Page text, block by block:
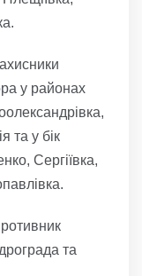
у районах
та у бік
Сергіївка,
та